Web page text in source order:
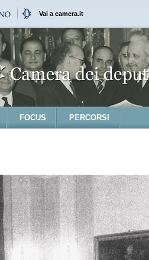
Vai a camera.it
FOCUS PERCORSI